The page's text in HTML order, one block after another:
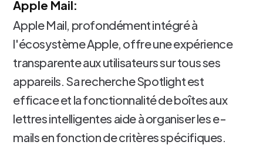
Apple Mail:
Apple Mail, profondément intégré à
l'écosystème Apple, offre une expérience
transparente aux utilisateurs sur tous ses
appareils. Sa recherche Spotlight est
efficace et la fonctionnalité de boîtes aux
lettres intelligentes aide à organiser les e-
mails en fonction de critères spécifiques.